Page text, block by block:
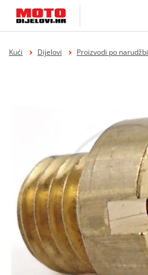
Kući Dijelovi Proizvodi po narudžbi